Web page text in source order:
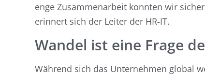
enge Zusammenarbeit konnten wir
erinnert sich der Leiter der HR-IT.
Wandel ist eine Frage
Während sich das Unternehmen global